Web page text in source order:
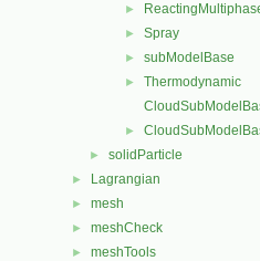
►
► Spray
► subModelBase
►
Thermodynamic
►
► solidParticle
► Lagrangian
► mesh
► meshCheck
► meshTools